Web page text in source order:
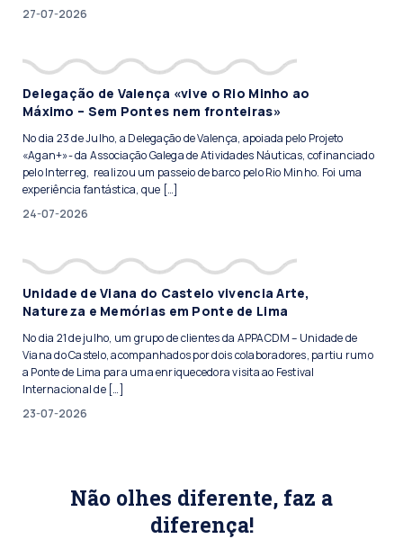
27-07-2026
Delegação de Valença «vive o Rio Minho ao
Máximo – Sem Pontes nem fronteiras»
No dia 23 de Julho, a Delegação de Valença, apoiada pelo Projeto
«Agan+»- da Associação Galega de Atividades Náuticas, cofinanciado
pelo Interreg, realizou um passeio de barco pelo Rio Minho. Foi uma
experiência fantástica, que […]
24-07-2026
Unidade de Viana do Castelo vivencia Arte,
Natureza e Memórias em Ponte de Lima
No dia 21 de julho, um grupo de clientes da APPACDM – Unidade de
Viana do Castelo, acompanhados por dois colaboradores, partiu rumo
a Ponte de Lima para uma enriquecedora visita ao Festival
Internacional de […]
23-07-2026
Não olhes diferente, faz a
diferença!